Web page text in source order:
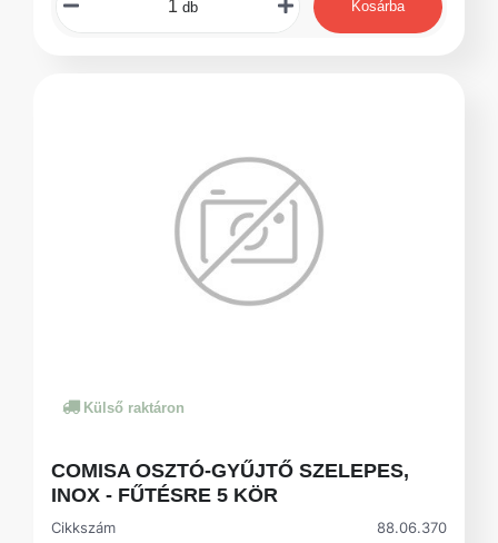
db Kosárba
Külső raktáron
COMISA OSZTÓ-GYŰJTŐ SZELEPES,
INOX - FŰTÉSRE 5 KÖR
Cikkszám
88.06.370